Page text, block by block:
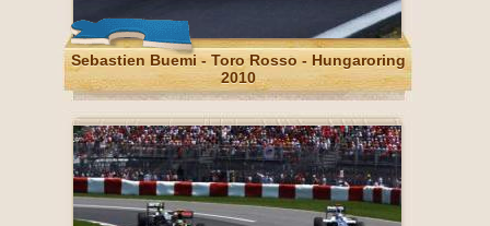
Sebastien Buemi - Toro Rosso - Hungaroring
2010